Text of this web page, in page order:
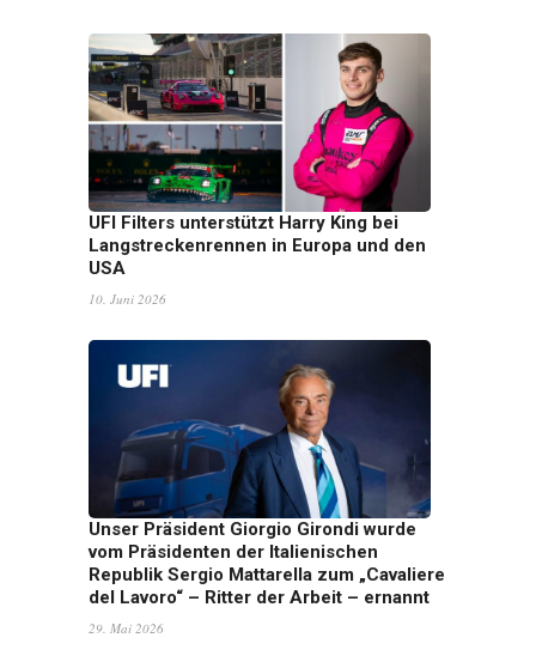
UFI Filters unterstützt Harry King bei
Langstreckenrennen in Europa und den
USA
10. Juni 2026
Unser Präsident Giorgio Girondi wurde
vom Präsidenten der Italienischen
Republik Sergio Mattarella zum „Cavaliere
del Lavoro“ – Ritter der Arbeit – ernannt
29. Mai 2026